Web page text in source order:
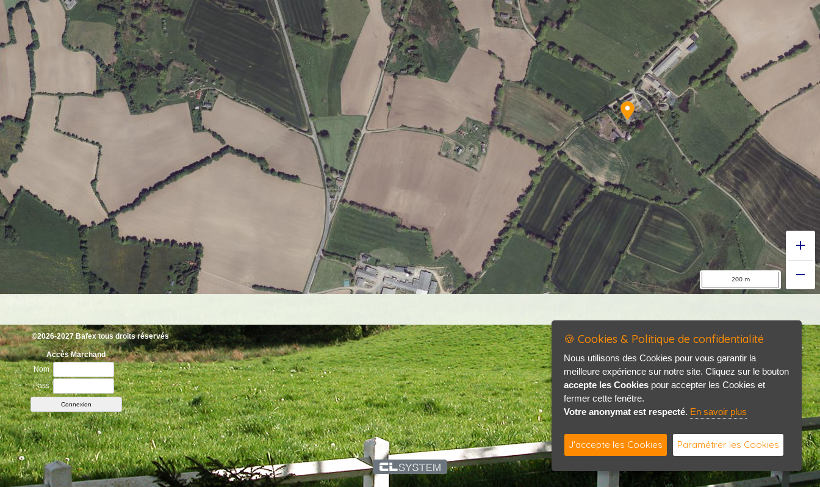
©2026-2027 Bafex tous droits réservés
Accès Marchand
Nom
Pass
Accueil
Mentions légales
Politique de confidentialité
Contact / Plan
🍪 Cookies & Politique de confidentialité
Nous utilisons des Cookies pour vous garantir la
meilleure expérience sur notre site. Cliquez sur le bouton
accepte les Cookies pour accepter les Cookies et
fermer cette fenêtre.
Votre anonymat est respecté. En savoir plus
J'accepte les Cookies Paramétrer les Cookies